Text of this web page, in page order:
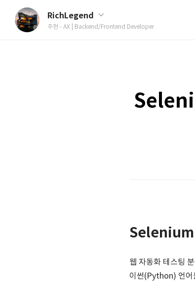
RichLegend
주현 - AX | Backend/Frontend Developer
Selenium
웹 자동화 테스팅
이썬(Python) 언어